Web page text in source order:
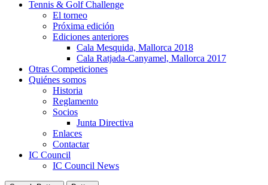
Tennis & Golf Challenge
El torneo
Próxima edición
Ediciones anteriores
Cala Mesquida, Mallorca 2018
Cala Ratjada-Canyamel, Mallorca 2017
Otras Competiciones
Quiénes somos
Historia
Reglamento
Socios
Junta Directiva
Enlaces
Contactar
IC Council
IC Council News